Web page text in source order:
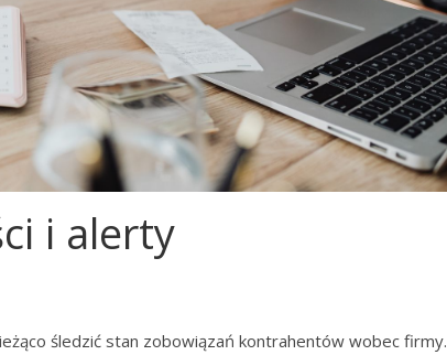
i alerty
śledzić stan zobowiązań kontrahentów wobec firmy.